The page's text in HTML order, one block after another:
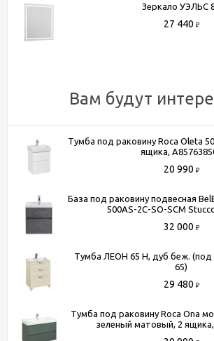
Зеркало УЭЛЬС
27 440 ₽
Вам будут
Тумба под раковину Roca Oleta
ящика,
20 990 ₽
База под раковину подвесная
500AS-2C-SO-SCM
32 000 ₽
Тумба ЛЕОН 65 H, дуб беж.
65)
29 480 ₽
Тумба под раковину Roca Ona
зеленый матовый, 2 ящика,